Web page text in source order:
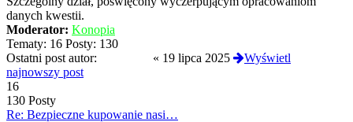
danych kwestii.
Moderator: Konopia
Tematy: 16 Posty: 130
Ostatni post autor:
« 19 lipca 2025
Wyświetl
najnowszy post
16
130 Posty
Re: Bezpieczne kupowanie nasi…